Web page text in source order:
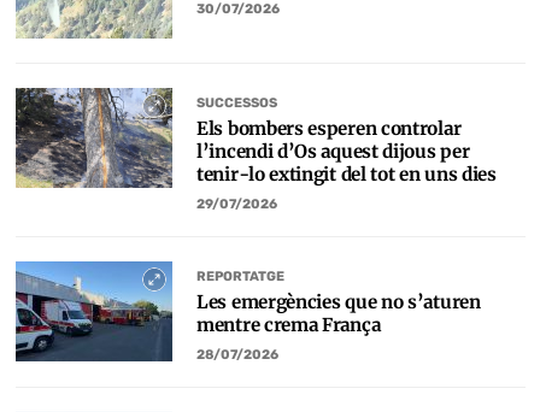
30/07/2026
SUCCESSOS
Els bombers esperen controlar
l’incendi d’Os aquest dijous per
tenir-lo extingit del tot en uns dies
29/07/2026
REPORTATGE
Les emergències que no s’aturen
mentre crema França
28/07/2026